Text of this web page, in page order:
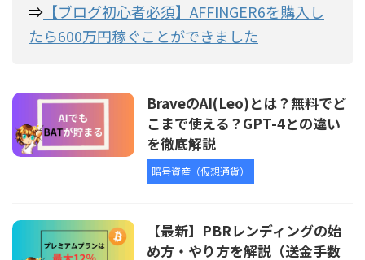
⇒ 【ブログ初心者必須】AFFINGER6を購入し
たら600万円稼ぐことができました
BraveのAI(Leo)とは？無料でど
こまで使える？GPT-4との違い
を徹底解説
暗号資産（仮想通貨）
【最新】PBRレンディングの始
め方・やり方を解説（送金手数